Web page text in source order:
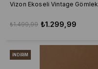
Vizon Ekoseli Vintage Gömlek
₺1.299,99
₺1.499,99
İNDIRIM